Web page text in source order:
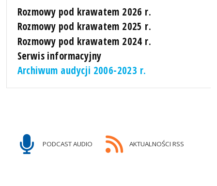
Rozmowy pod krawatem 2026 r.
Rozmowy pod krawatem 2025 r.
Rozmowy pod krawatem 2024 r.
Serwis informacyjny
Archiwum audycji 2006-2023 r.
PODCAST AUDIO AKTUALNOŚCI RSS